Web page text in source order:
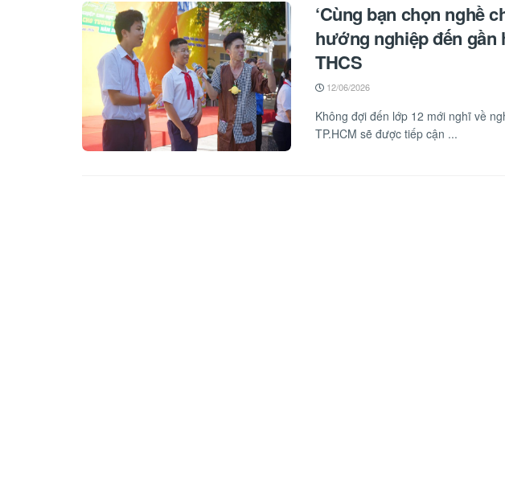
‘Cùng bạn chọn nghề
hướng nghiệp đến
THCS
12/06/2026
Không đợi đến lớp 12 mới nghĩ về
TP.HCM sẽ được tiếp cận ...